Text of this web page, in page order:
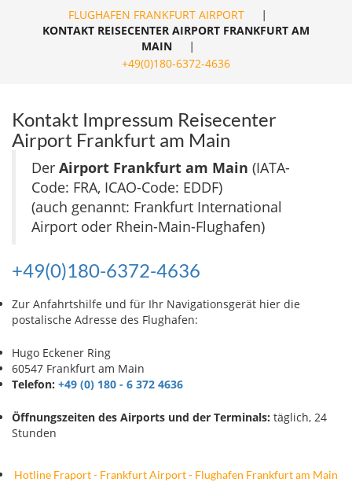
FLUGHAFEN FRANKFURT AIRPORT
|
KONTAKT REISECENTER AIRPORT FRANKFURT AM
MAIN
|
+49(0)180-6372-4636
Kontakt Impressum Reisecenter
Airport Frankfurt am Main
Der Airport Frankfurt am Main (IATA-
Code: FRA, ICAO-Code: EDDF)
(auch genannt: Frankfurt International
Airport oder Rhein-Main-Flughafen)
+49(0)180-6372-4636
Zur Anfahrtshilfe und für Ihr Navigationsgerät hier die
postalische Adresse des Flughafen:
Hugo Eckener Ring
60547 Frankfurt am Main
Telefon: +49 (0) 180 - 6 372 4636
Öffnungszeiten des Airports und der Terminals: täglich, 24
Stunden
Hotline Fraport - Frankfurt Airport - Flughafen Frankfurt am Main